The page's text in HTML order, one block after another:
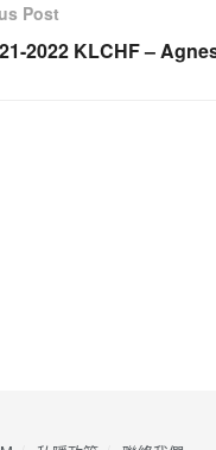
Post
2022 KLCHF –